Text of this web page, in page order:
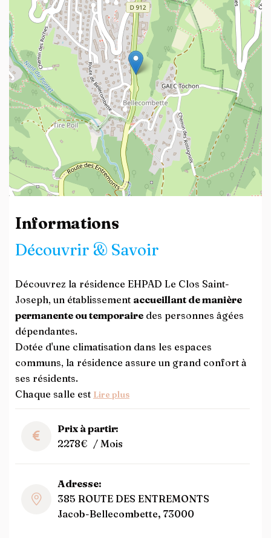
Leaflet OpenStreetMapcontributors
Informations
Découvrir & Savoir
Découvrez la résidence EHPAD Le Clos Saint-
Joseph, un établissement accueillant de manière
permanente ou temporaire des personnes âgées
dépendantes.
Dotée d'une climatisation dans les espaces
communs, la résidence assure un grand confort à
ses résidents.
Chaque salle est Lire plus
Prix à partir:
2278€ / Mois
Adresse:
385 ROUTE DES ENTREMONTS
Jacob-Bellecombette, 73000